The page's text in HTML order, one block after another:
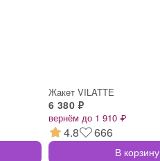
Жакет VILATTE
6 380 ₽
вернём до 1 910 ₽
4.8 666
В корзину